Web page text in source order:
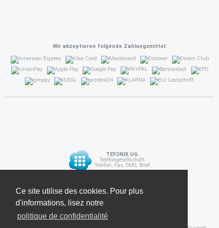
Diese Seite verwendet Cookies. Für weitere
Informationen lesen Sie unsere
Datenschutzrichtlinie
Ce site utilise des cookies. Pour plus
d'informations, lisez notre
politique de confidentialité
Wir akzeptieren folgende Zahlungsmittel:
TEFONIX UG.
Telefongesellschaft.
Telefon, Fax, SMS, Brief.
API